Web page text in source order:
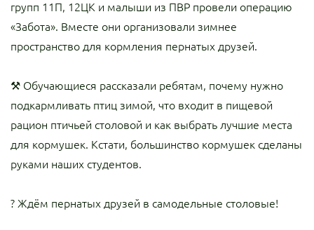
групп 11П, 12ЦК и малыши из ПВР провели операцию
«Забота». Вместе они организовали зимнее
пространство для кормления пернатых друзей.
⚒ Обучающиеся рассказали ребятам, почему нужно
подкармливать птиц зимой, что входит в пищевой
рацион птичьей столовой и как выбрать лучшие места
для кормушек. Кстати, большинство кормушек сделаны
руками наших студентов.
? Ждём пернатых друзей в самодельные столовые!